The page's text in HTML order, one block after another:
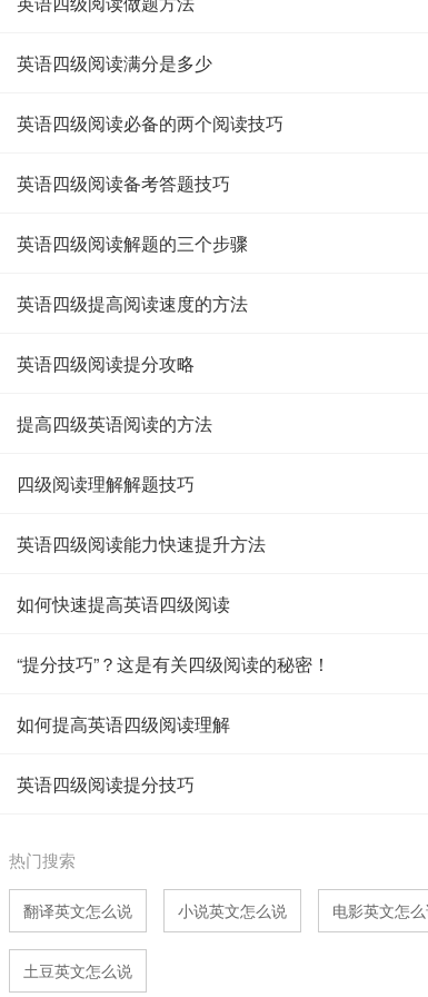
英语四级阅读满分是多少
英语四级阅读必备的两个阅读技巧
英语四级阅读备考答题技巧
英语四级阅读解题的三个步骤
英语四级提高阅读速度的方法
英语四级阅读提分攻略
提高四级英语阅读的方法
四级阅读理解解题技巧
英语四级阅读能力快速提升方法
如何快速提高英语四级阅读
“提分技巧”？这是有关四级阅读的秘密！
如何提高英语四级阅读理解
英语四级阅读提分技巧
热门搜索
翻译英文怎么说 小说英文怎么说 电影英文怎
土豆英文怎么说